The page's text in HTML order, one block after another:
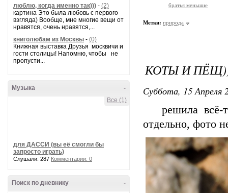
люблю, когда именно так))) - (2)
картина Это была любовь с первого
взгляда) Вообще, мне многие вещи от
нравятся, очень нравятся,...
книголюбам из Москвы - (0)
Книжная выставка Друзья москвичи и
гости столицы! Напомню, чтобы не
пропусти...
-
Музыка
Все (1)
для ДАССИ (вы её смогли бы
запросто играть)
Слушали: 287 Комментарии: 0
-
Поиск по дневнику
братья меньшие
Метки: природа
КОТЫ И
Суббота, 15 Апреля
решила всё-
отдельно, фото